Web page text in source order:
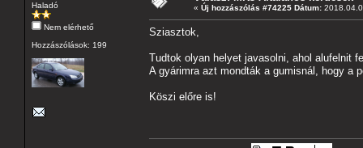
Haladó
Nem elérhető
Hozzászólások: 199
« Új hozzászólás #74225 Dátum:
Sziasztok,
Tudtok olyan helyet javasolni, ahol alufelnit
A gyárimra azt mondták a gumisnál, hogy a
Köszi előre is!